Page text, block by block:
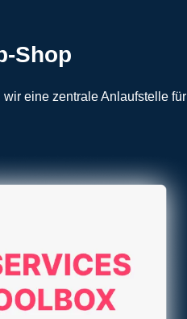
Shop
wir eine zentrale Anlaufstelle für